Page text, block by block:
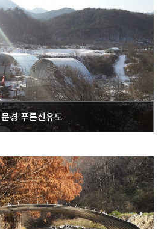
문경 푸른선유도